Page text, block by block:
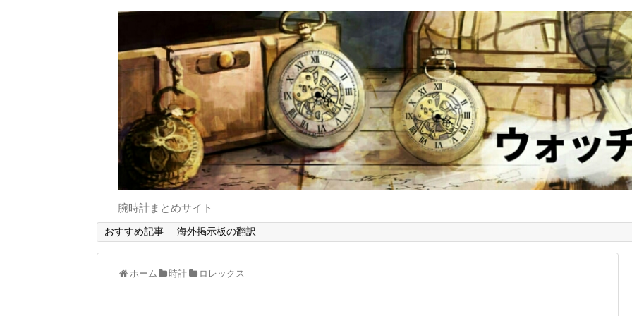
腕時計まとめサイト
おすすめ記事 海外掲示板の翻訳
ホーム 時計 ロレックス